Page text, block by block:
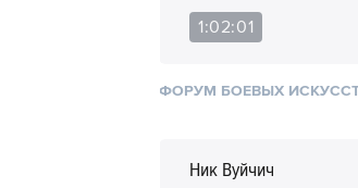
1:02:01
ФОРУМ БОЕВЫХ
Ник Вуйчич